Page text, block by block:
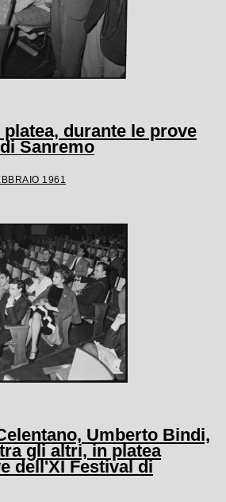
durante le prove
Sanremo
1961
Umberto Bindi,
gli altri, in platea
dell'XI Festival di